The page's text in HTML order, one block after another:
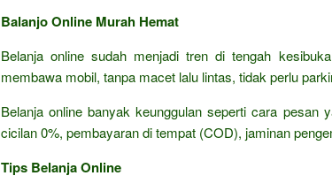
Balanjo Online Murah Hemat
Belanja online sudah menjadi tren di tengah
membawa mobil, tanpa macet lalu lintas, tidak perlu
Belanja online banyak keunggulan seperti cara pesan
cicilan 0%, pembayaran di tempat (COD), jaminan
Tips Belanja Online